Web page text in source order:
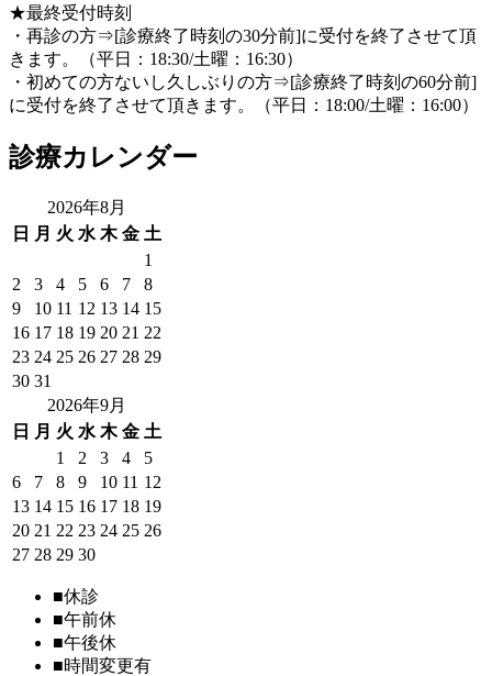
★最終受付時刻
・再診の方⇒[診療終了時刻の30分前]に受付を終了させて頂
きます。（平日：18:30/土曜：16:30）
・初めての方ないし久しぶりの方⇒[診療終了時刻の60分前]
に受付を終了させて頂きます。（平日：18:00/土曜：16:00）
診療カレンダー
2026年8月
日
月 火 水 木 金 土
1
2
3 4 5 6 7
8
9
10 11 12 13 14 15
16 17 18 19 20 21 22
23 24 25 26 27 28 29
30 31
2026年9月
日
月 火 水 木 金 土
1
2 3 4
5
6
7 8 9 10 11 12
13 14 15 16 17 18 19
20 21 22 23 24 25 26
27 28 29 30
■休診
■午前休
■午後休
■時間変更有